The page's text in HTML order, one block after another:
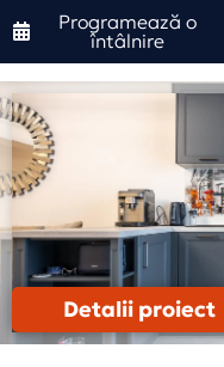
Programează o
întâlnire
Detalii proiect